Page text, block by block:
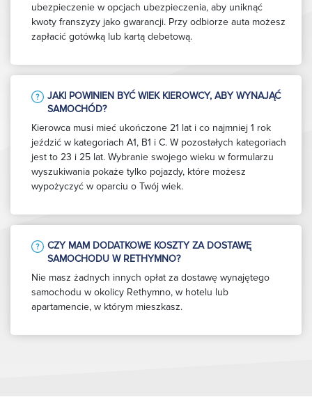
ubezpieczenie w opcjach ubezpieczenia, aby uniknąć
kwoty franszyzy jako gwarancji. Przy odbiorze auta możesz
zapłacić gotówką lub kartą debetową.
JAKI POWINIEN BYĆ WIEK KIEROWCY, ABY WYNAJĄĆ
SAMOCHÓD?
Kierowca musi mieć ukończone 21 lat i co najmniej 1 rok
jeździć w kategoriach A1, B1 i C. W pozostałych kategoriach
jest to 23 i 25 lat. Wybranie swojego wieku w formularzu
wyszukiwania pokaże tylko pojazdy, które możesz
wypożyczyć w oparciu o Twój wiek.
CZY MAM DODATKOWE KOSZTY ZA DOSTAWĘ
SAMOCHODU W RETHYMNO?
Nie masz żadnych innych opłat za dostawę wynajętego
samochodu w okolicy Rethymno, w hotelu lub
apartamencie, w którym mieszkasz.